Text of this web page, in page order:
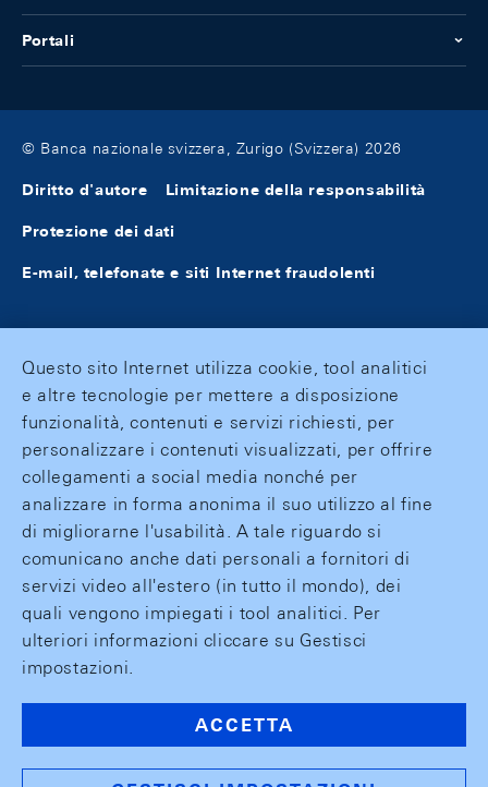
Portali
© Banca nazionale svizzera, Zurigo (Svizzera) 2026
Diritto d'autore Limitazione della responsabilità
Protezione dei dati
E-mail, telefonate e siti Internet fraudolenti
Questo sito Internet utilizza cookie, tool analitici
e altre tecnologie per mettere a disposizione
funzionalità, contenuti e servizi richiesti, per
personalizzare i contenuti visualizzati, per offrire
collegamenti a social media nonché per
analizzare in forma anonima il suo utilizzo al fine
di migliorarne l'usabilità. A tale riguardo si
comunicano anche dati personali a fornitori di
servizi video all'estero (in tutto il mondo), dei
quali vengono impiegati i tool analitici. Per
ulteriori informazioni cliccare su Gestisci
impostazioni.
ACCETTA